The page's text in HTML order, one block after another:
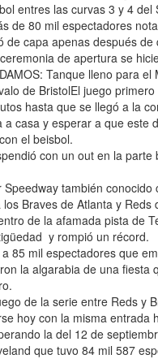
entres las curvas 3 y 4 del
de 80 mil espectadores
de capa apenas después
de apertura se
Tanque lleno para el
de BristolEl juego
hasta que se llegó a la
a casa y esperar a que este
el beisbol.
con un out en la parte
Speedway también conocido
los Braves de Atlanta y Reds
de la afamada pista de
y rompió un récord.
85 mil espectadores que
la algarabia de una fiesta
de la serie entre Reds y
hoy con la misma entrada
la del 12 de
que tuvo 84 mil 587